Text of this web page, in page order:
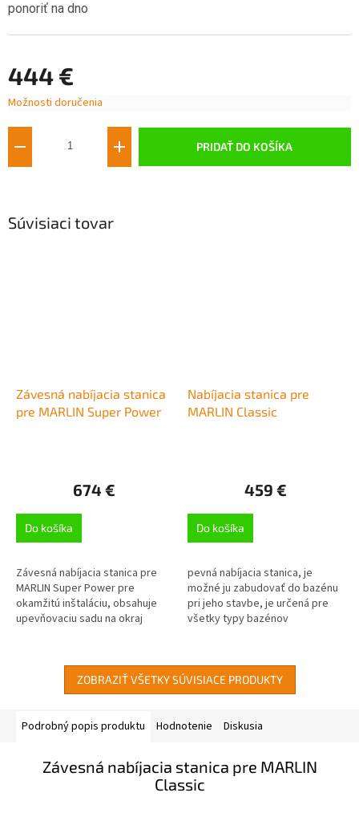
444 €
Jednotková
Možnosti doručenia
PRIDAŤ DO KOŠÍKA
ponoriť na dno
Súvisiaci tovar
Závesná nabíjacia stanica
pre MARLIN Super Power
674 €
Do košíka
Závesná nabíjacia stanica pre
MARLIN Super Power pre
okamžitú inštaláciu, obsahuje
upevňovaciu sadu na okraj
Nabíjacia stanica pre
MARLIN Classic
459 €
Do košíka
pevná nabíjacia stanica, je
možné ju zabudovať do bazénu
pri jeho stavbe, je určená pre
všetky typy bazénov
ZOBRAZIŤ VŠETKY SÚVISIACE PRODUKTY
Podrobný popis produktu Hodnotenie Diskusia
Závesná nabíjacia stanica pre MARLIN
Classic